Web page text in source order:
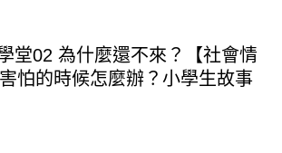
堂02 為什麼還不來？【社會情
怕的時候怎麼辦？小學生故事